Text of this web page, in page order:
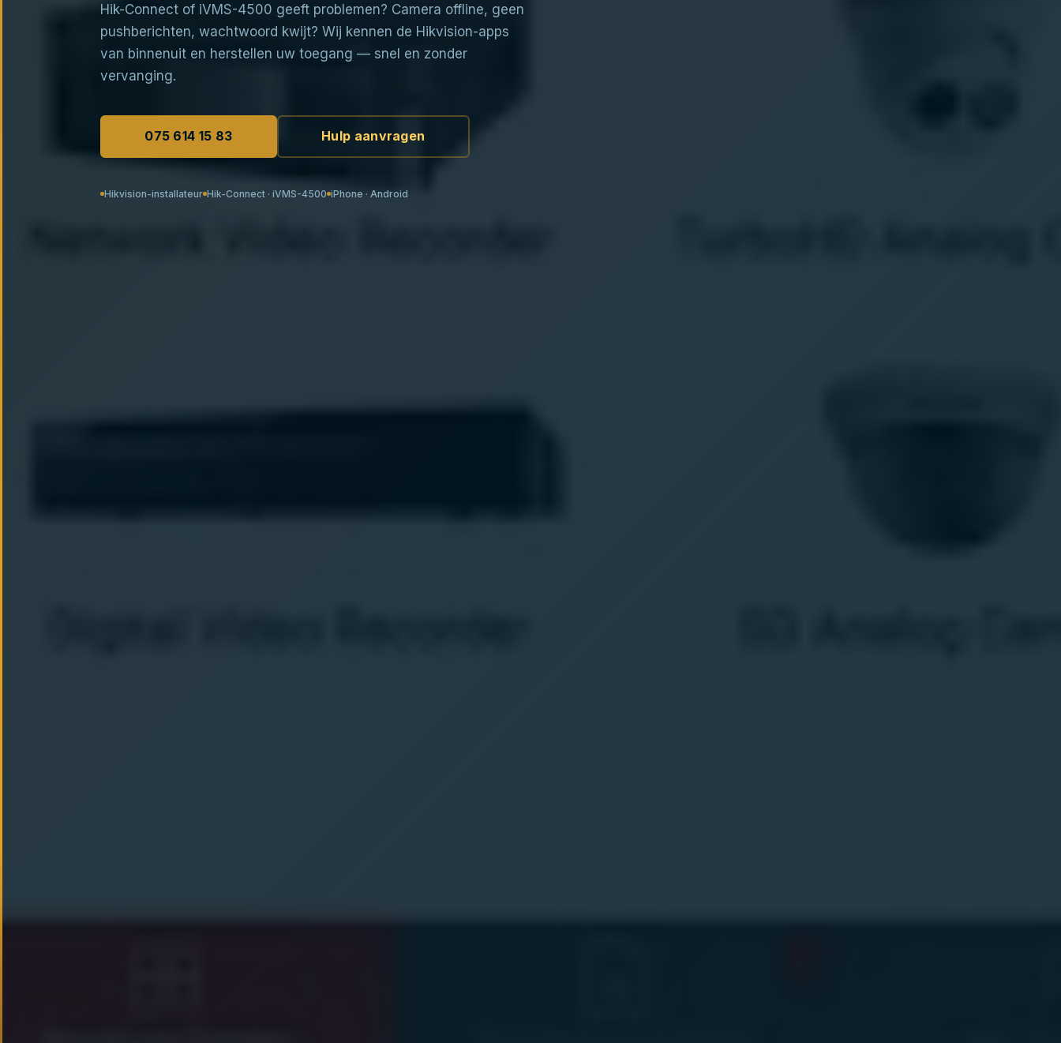
Hik-Connect of iVMS-4500 geeft problemen? Camera offline, geen
pushberichten, wachtwoord kwijt? Wij kennen de Hikvision-apps
van binnenuit en herstellen uw toegang — snel en zonder
vervanging.
075 614 15 83 Hulp aanvragen
Hikvision-installateur Hik-Connect · iVMS-4500 iPhone · Android